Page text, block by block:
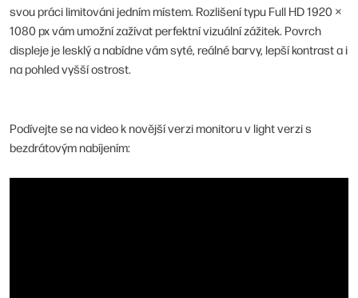
svou práci limitováni jedním místem. Rozlišení typu Full HD 1920 ×
1080 px vám umožní zažívat perfektní vizuální zážitek. Povrch
displeje je lesklý a nabídne vám syté, reálné barvy, lepší kontrast a i
na pohled vyšší ostrost.
Podívejte se na video k novější verzi monitoru v light verzi s
bezdrátovým nabíjením: